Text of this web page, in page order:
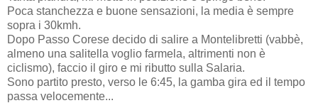
Poca stanchezza e buone sensazioni, la media è sempre
sopra i 30kmh.
Dopo Passo Corese decido di salire a Montelibretti (vabbè,
almeno una salitella voglio farmela, altrimenti non è
ciclismo), faccio il giro e mi ributto sulla Salaria.
Sono partito presto, verso le 6:45, la gamba gira ed il tempo
passa velocemente...